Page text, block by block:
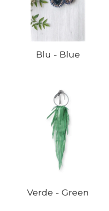
Blu - Blue
Verde - Green